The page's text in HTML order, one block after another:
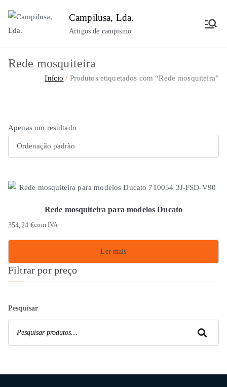
para
conteúdo
Campilusa, Lda.
Artigos de campismo
Rede mosquiteira
Início Produtos etiquetados com “Rede mosquiteira”
Apenas um resultado
Rede mosquiteira para modelos Ducato
354,24€com IVA
Ler mais
Filtrar por preço
Pesquisar
Pesquisar